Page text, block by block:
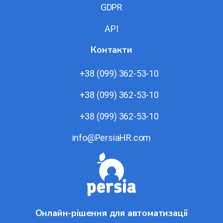
Онлайн-рішення для автоматизації
GDPR
API
Контакти
+38 (099) 362-53-10
+38 (099) 362-53-10
+38 (099) 362-53-10
info@PersiaHR.com